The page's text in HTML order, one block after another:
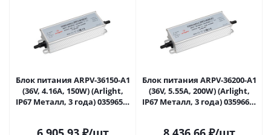
Блок питания ARPV-36150-A1
(36V, 4.16A, 150W) (Arlight,
IP67 Металл, 3 года) 035965 в
Блок питания ARPV-36200-A1
(36V, 5.55A, 200W) (Arlight,
IP67 Металл, 3 года) 035966 в